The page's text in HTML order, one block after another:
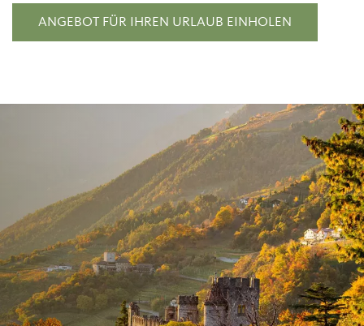
ANGEBOT FÜR IHREN URLAUB EINHOLEN